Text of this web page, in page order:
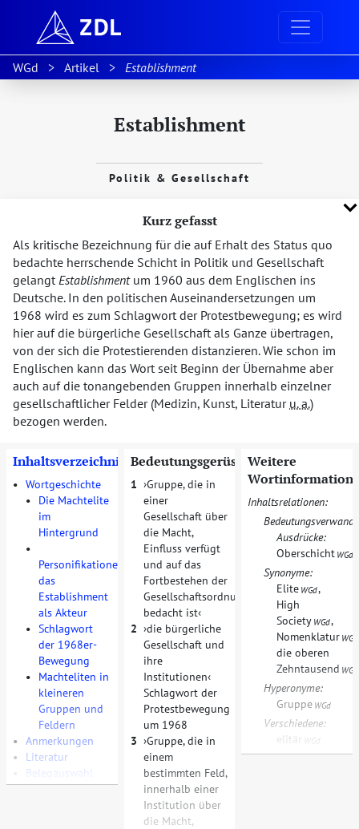
WGd Artikel Establishment
Establishment
Politik & Gesellschaft
Kurz gefasst
Als kritische Bezeichnung für die auf Erhalt des Status quo
bedachte herrschende Schicht in Politik und Gesellschaft
gelangtEstablishmentum 1960 aus dem Englischen ins
Deutsche. In den politischen Auseinandersetzungen um
1968 wird es zum Schlagwort der Protestbewegung; es wird
hier auf die bürgerliche Gesellschaft als Ganze übertragen,
von der sich die Protestierenden distanzieren. Wie schon im
Englischen kann das Wort seit Beginn der Übernahme aber
auch auf die tonangebenden Gruppen innerhalb einzelner
gesellschaftlicher Felder (Medizin, Kunst, Literatur u. a.)
bezogen werden.
Inhaltsverzeichnis
• Wortgeschichte
•
Die Machtelite
im
Hintergrund
•
Personifikationen:
das
Establishment
als Akteur
• Schlagwort
der 1968er-
Bewegung
•
Machteliten in
kleineren
Gruppen und
Feldern
•
Anmerkungen
•
Literatur
Belegauswahl
Bedeutungsgerüst
1
Gruppe, die in
einer
Gesellschaft über
die Macht,
Einfluss verfügt
und auf das
Fortbestehen der
Gesellschaftsordnung
bedacht ist
2
die bürgerliche
Gesellschaft und
ihre
Institutionen
Schlagwort der
Protestbewegung
um 1968
3
Gruppe, die in
einem
bestimmten Feld,
innerhalb einer
Institution über
die Macht,
Weitere
Inhaltsrelationen:
Ausdrücke:
Oberschicht WGd
Synonyme:
Elite WGd,
High
Society WGd,
Nomenklatur WGd
die oberen
Zehntausend WGd
Hyperonyme:
Gruppe WGd
Verschiedene:
elitär
WGd